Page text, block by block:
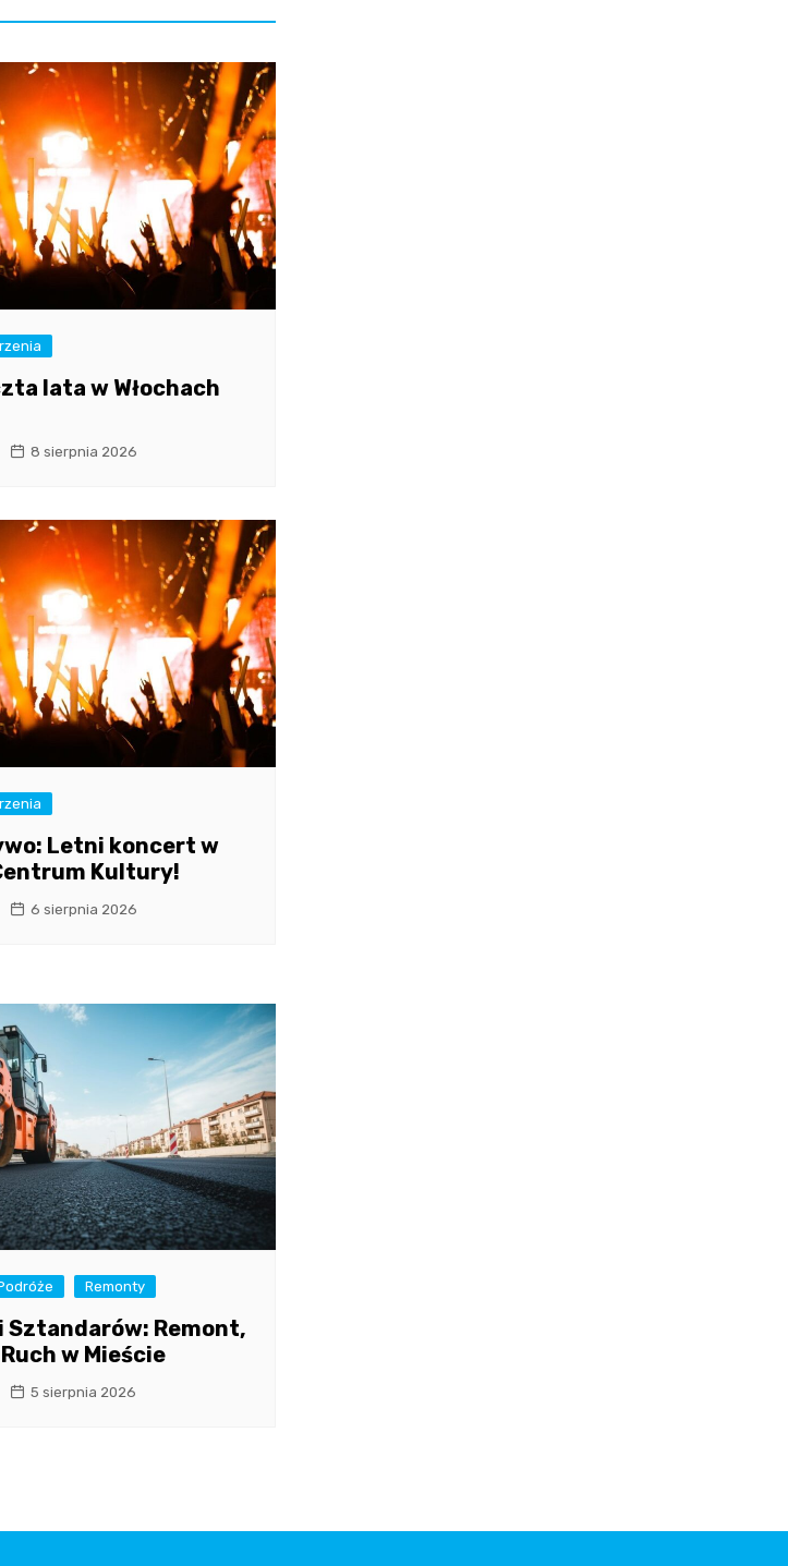
lata w Włochach
8 sierpnia 2026
Letni koncert w
Kultury!
6 sierpnia 2026
Remonty
Sztandarów: Remont,
w Mieście
5 sierpnia 2026